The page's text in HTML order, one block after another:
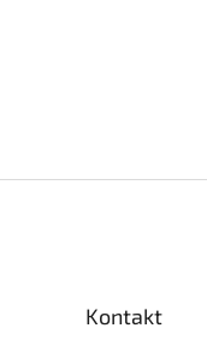
Kontakt